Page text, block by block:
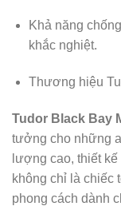
Khả năng
khắc nghiệt.
Thương hiệu
Tudor Black Bay
tưởng cho những
lượng cao, thiết
không chỉ là chiếc
phong cách dành